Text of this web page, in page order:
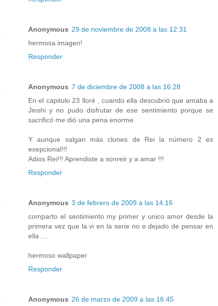
Anonymous 29 de noviembre de 2008 a las 12:31
hermosa imagen!
Responder
Anonymous 7 de diciembre de 2008 a las 16:28
En el capitulo 23 lloré , cuando ella descubrió que amaba a
Jinshi y no pudo disfrutar de ese sentimiento porque se
sacrificó me dió una pena enorme.
Y aunque salgan más clones de Rei la número 2 es
exepcional!!!
Adios Rei!!! Aprendiste a sonreir y a amar !!!
Responder
Anonymous 3 de febrero de 2009 a las 14:16
comparto el sentimiento my primer y unico amor desde la
primera vez que la vi en la serie no e dejado de pensar en
ella ....
hermoso wallpaper
Responder
Anonymous 26 de marzo de 2009 a las 16:45